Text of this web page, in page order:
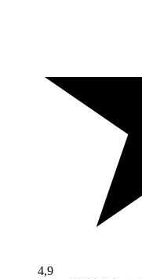
4,9